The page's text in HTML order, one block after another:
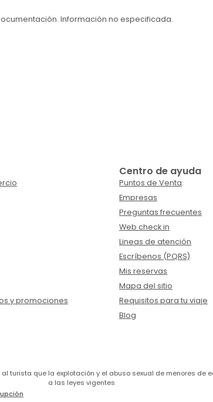
Información no especificada.
y promociones
Centro de ayuda
Puntos de Venta
Empresas
Preguntas frecuentes
Web check in
Lineas de atención
Escríbenos (PQRS)
Mis reservas
Mapa del sitio
Requisitos para tu viaje
Blog
turista que la explotación y el abuso sexual de menores
a las leyes vigentes